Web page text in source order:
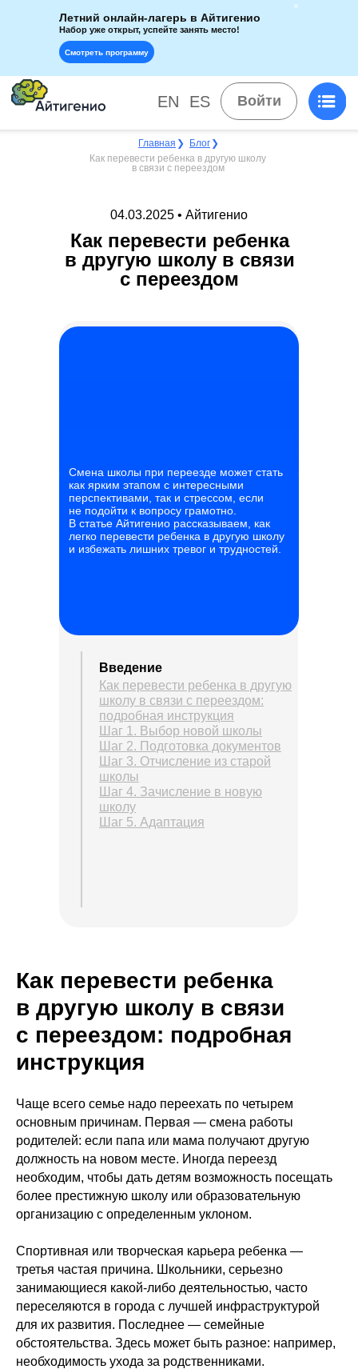
Смотреть программу
Летний онлайн-лагерь в Айтигенио
Набор уже открыт, успейте занять место!
Как перевести ребенка в другую школу
в связи с переездом
Главная Блог
❯ ❯
Как перевести ребенка
в другую школу в связи
с переездом
04.03.2025 • Айтигенио
Смена школы при переезде может стать
как ярким этапом с интересными
перспективами, так и стрессом, если
не подойти к вопросу грамотно.
В статье Айтигенио рассказываем, как
легко перевести ребенка в другую школу
и избежать лишних тревог и трудностей.
Введение
Как перевести ребенка в другую
школу в связи с переездом:
подробная инструкция
Шаг 1. Выбор новой школы
Шаг 2. Подготовка документов
Шаг 3. Отчисление из старой
школы
Шаг 4. Зачисление в новую
школу
Шаг 5. Адаптация
Как перевести ребенка
в другую школу в связи
с переездом: подробная
инструкция
Чаще всего семье надо переехать по четырем
основным причинам. Первая — смена работы
родителей: если папа или мама получают другую
должность на новом месте. Иногда переезд
необходим, чтобы дать детям возможность посещать
более престижную школу или образовательную
организацию с определенным уклоном.
Спортивная или творческая карьера ребенка —
третья частая причина. Школьники, серьезно
занимающиеся какой-либо деятельностью, часто
переселяются в города с лучшей инфраструктурой
для их развития. Последнее — семейные
обстоятельства. Здесь может быть разное: например,
необходимость ухода за родственниками.